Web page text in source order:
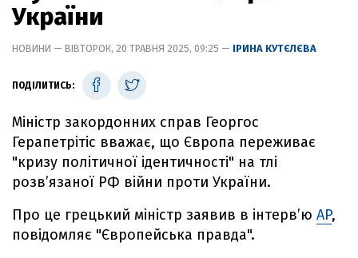
України
НОВИНИ — ВІВТОРОК, 20 ТРАВНЯ 2025, 09:25 — ІРИНА КУТЄЛЄВА
ПОДІЛИТИСЬ:
Міністр закордонних справ Георгос
Герапетрітіс вважає, що Європа переживає
"кризу політичної ідентичності" на тлі
розв’язаної РФ війни проти України.
Про це грецький міністр заявив в інтерв’ю AP,
повідомляє "Європейська правда".